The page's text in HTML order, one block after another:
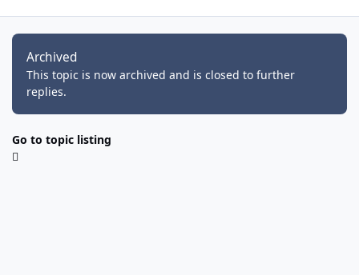
Archived
This topic is now archived and is closed to further
replies.
Go to topic listing